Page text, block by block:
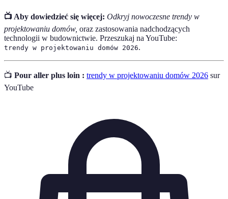
📺 Aby dowiedzieć się więcej: Odkryj nowoczesne trendy w
projektowaniu domów, oraz zastosowania nadchodzących
technologii w budownictwie. Przeszukaj na YouTube:
trendy w projektowaniu domów 2026.
📺 Pour aller plus loin : trendy w projektowaniu domów 2026 sur
YouTube